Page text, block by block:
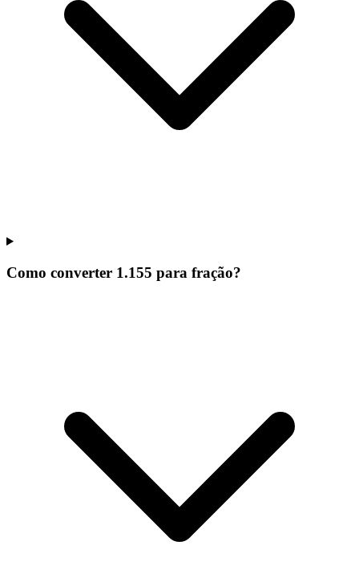
Como converter 1.155 para fração?